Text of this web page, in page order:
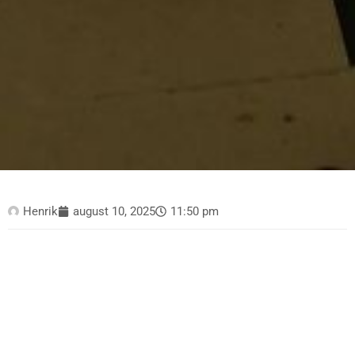
Henrik august 10, 2025 11:50 pm